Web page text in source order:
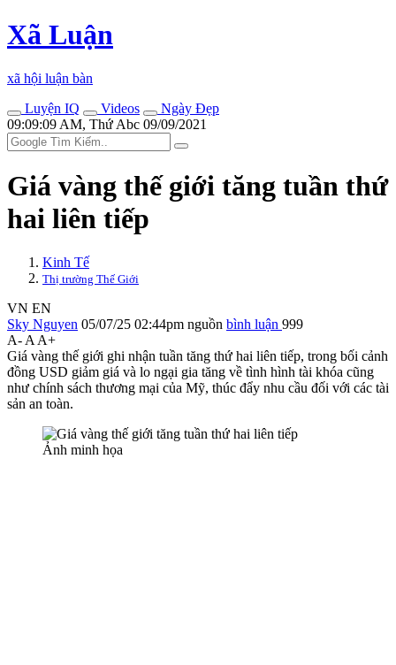
Xã Luận
xã hội luận bàn
Luyện IQ
Videos
Ngày Đẹp
09:09:09 AM, Thứ Abc 09/09/2021
Giá vàng thế giới tăng tuần thứ
hai liên tiếp
Kinh Tế
Thị trường Thế Giới
VN EN
Sky Nguyen 05/07/25 02:44pm nguồn bình luận 999
A- A A+
Giá vàng thế giới ghi nhận tuần tăng thứ hai liên tiếp, trong bối cảnh
đồng USD giảm giá và lo ngại gia tăng về tình hình tài khóa cũng
như chính sách thương mại của Mỹ, thúc đẩy nhu cầu đối với các tài
sản an toàn.
Ảnh minh họa